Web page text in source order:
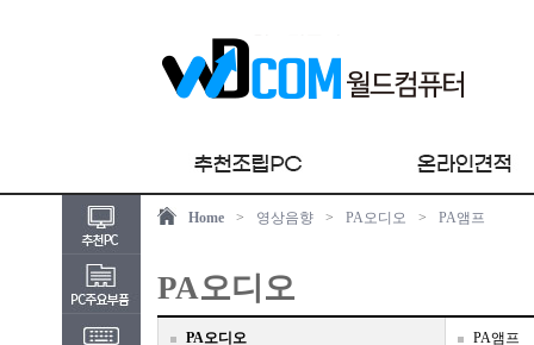
Home > 영상음향 > PA오디오 > PA앰프
PA오디오
PA오디오 PA앰프